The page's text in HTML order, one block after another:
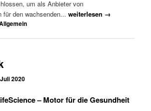
um als Anbieter von
für den wachsenden...weiterlesen →
2020
– Motor für die Gesundheit